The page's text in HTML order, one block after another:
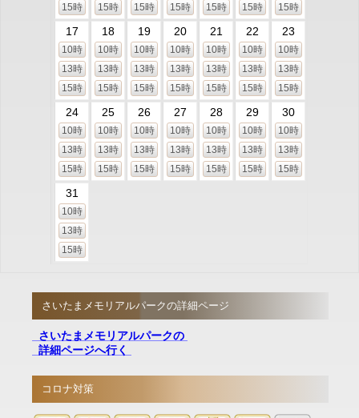
15時
15時
15時
15時
15時
15時
15時
17
10時
13時
15時
18
10時
13時
15時
19
10時
13時
15時
20
10時
13時
15時
21
10時
13時
15時
22
10時
13時
15時
23
10時
13時
15時
24
10時
13時
15時
25
10時
13時
15時
26
10時
13時
15時
27
10時
13時
15時
28
10時
13時
15時
29
10時
13時
15時
30
10時
13時
15時
31
10時
13時
15時
さいたまメモリアルパークの詳細ページ
さいたまメモリアルパークの
詳細ページへ行く
コロナ対策